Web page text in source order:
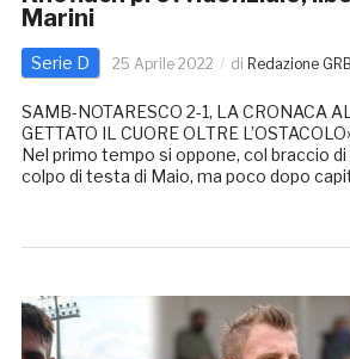
Marini
Serie D 25 Aprile 2022 di Redazione GRB
SAMB-NOTARESCO 2-1, LA CRONACA
GETTATO IL CUORE OLTRE
Nel primo tempo si oppone, col braccio di
colpo di testa di Maio, ma poco dopo